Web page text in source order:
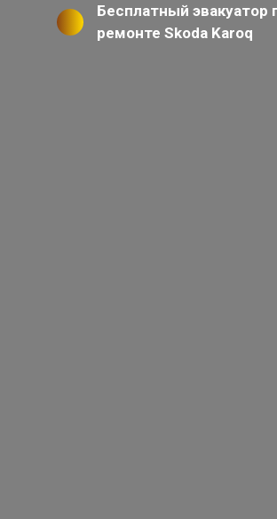
Бесплатный эвакуатор
ремонте Skoda Karoq